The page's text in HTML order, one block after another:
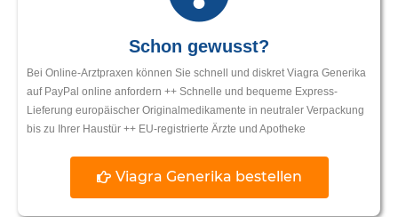
Schon gewusst?
Bei Online-Arztpraxen können Sie schnell und diskret Viagra Generika
auf PayPal online anfordern ++ Schnelle und bequeme Express-
Lieferung europäischer Originalmedikamente in neutraler Verpackung
bis zu Ihrer Haustür ++ EU-registrierte Ärzte und Apotheke
Viagra Generika bestellen